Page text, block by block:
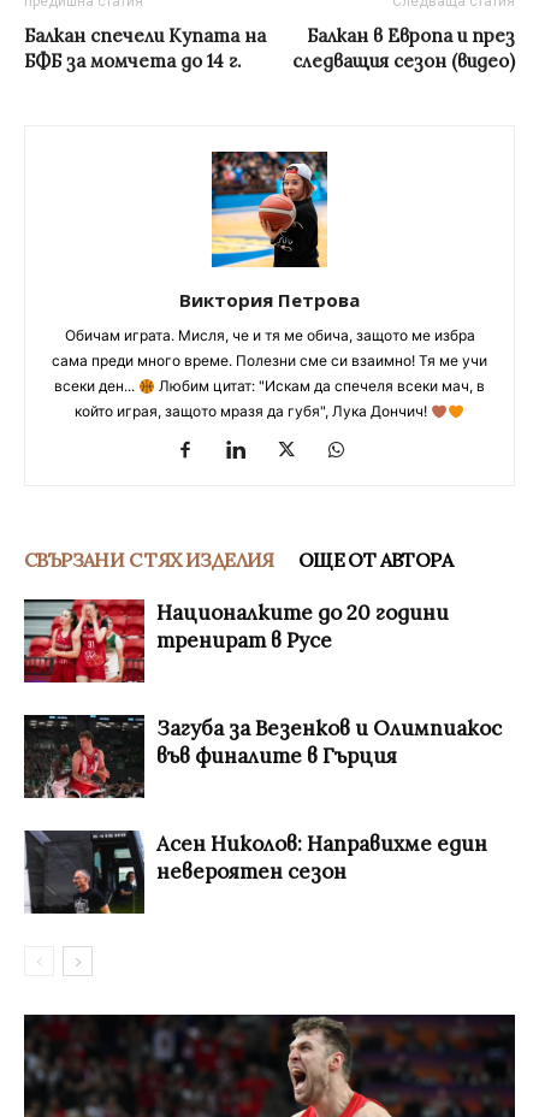
Балкан спечели Купата на
БФБ за момчета до 14 г.
Балкан в Европа и през
следващия сезон (видео)
Виктория Петрова
Обичам играта. Мисля, че и тя ме обича, защото ме избра
сама преди много време. Полезни сме си взаимно! Тя ме учи
всеки ден...
Любим цитат: "Искам да спечеля всеки мач, в
който играя, защото мразя да губя", Лука Дончич!
СВЪРЗАНИ С ТЯХ ИЗДЕЛИЯ ОЩЕ ОТ АВТОРА
Националките до 20 години
тренират в Русе
Загуба за Везенков и Олимпиакос
във финалите в Гърция
Асен Николов: Направихме един
невероятен сезон